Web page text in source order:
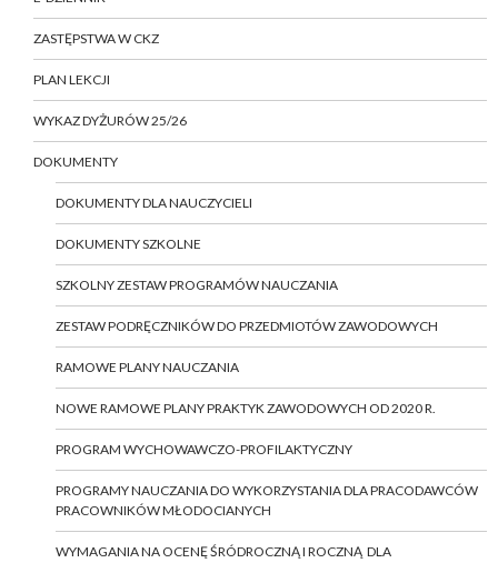
ZASTĘPSTWA W CKZ
PLAN LEKCJI
WYKAZ DYŻURÓW 25/26
DOKUMENTY
DOKUMENTY DLA NAUCZYCIELI
DOKUMENTY SZKOLNE
SZKOLNY ZESTAW PROGRAMÓW NAUCZANIA
ZESTAW PODRĘCZNIKÓW DO PRZEDMIOTÓW ZAWODOWYCH
RAMOWE PLANY NAUCZANIA
NOWE RAMOWE PLANY PRAKTYK ZAWODOWYCH OD 2020 R.
PROGRAM WYCHOWAWCZO-PROFILAKTYCZNY
PROGRAMY NAUCZANIA DO WYKORZYSTANIA DLA PRACODAWCÓW
PRACOWNIKÓW MŁODOCIANYCH
WYMAGANIA NA OCENĘ ŚRÓDROCZNĄ I ROCZNĄ DLA